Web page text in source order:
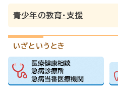
青少年の教育・支援
いざというとき